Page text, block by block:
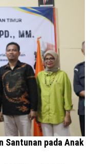
Santunan pada Anak